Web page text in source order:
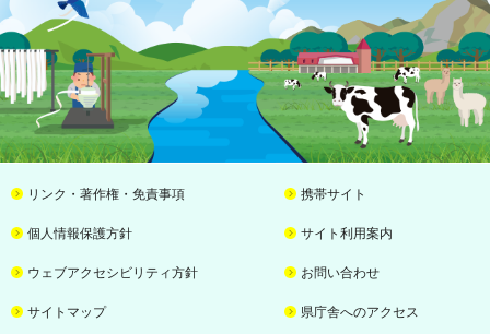
リンク・著作権・免責事項 携帯サイト
個人情報保護方針 サイト利用案内
ウェブアクセシビリティ方針 お問い合わせ
サイトマップ 県庁舎へのアクセス